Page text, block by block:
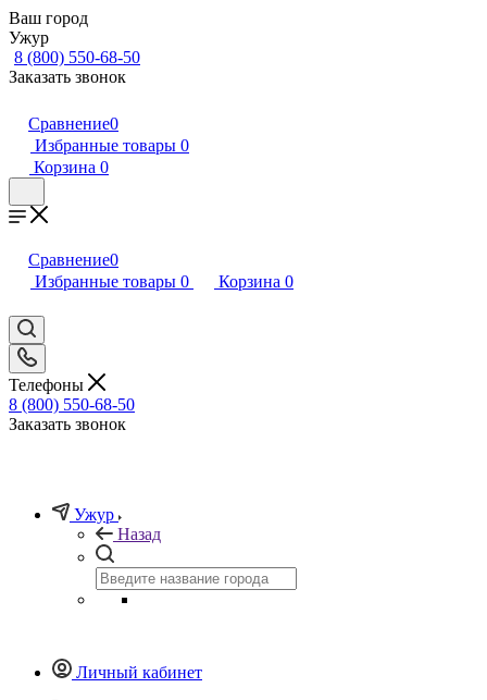
Ваш город
Ужур
8 (800) 550-68-50
Заказать звонок
Сравнение0
Избранные товары 0
Корзина 0
Сравнение0
Избранные товары 0 Корзина 0
Телефоны
8 (800) 550-68-50
Заказать звонок
Ужур
Назад
Личный кабинет